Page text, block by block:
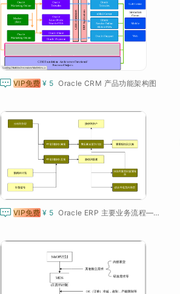
 VIP免费 ¥ 5 Oracle CRM 产品功能架构图
 VIP免费 ¥ 5 Oracle ERP 主要业务流程——采购到支付